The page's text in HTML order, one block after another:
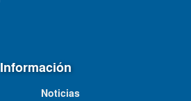
Información
Noticias